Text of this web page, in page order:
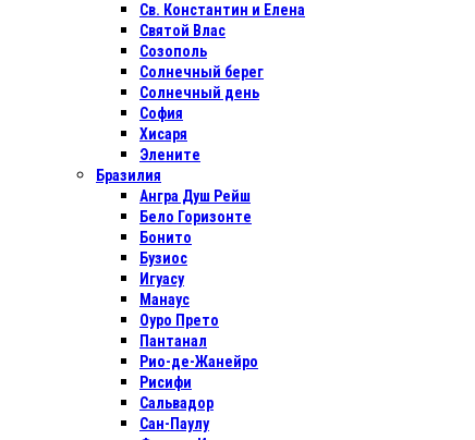
Св. Константин и Елена
Святой Влас
Созополь
Солнечный берег
Солнечный день
София
Хисаря
Элените
Бразилия
Ангра Душ Рейш
Бело Горизонте
Бонито
Бузиос
Игуасу
Манаус
Оуро Прето
Пантанал
Рио-де-Жанейро
Рисифи
Сальвадор
Сан-Паулу